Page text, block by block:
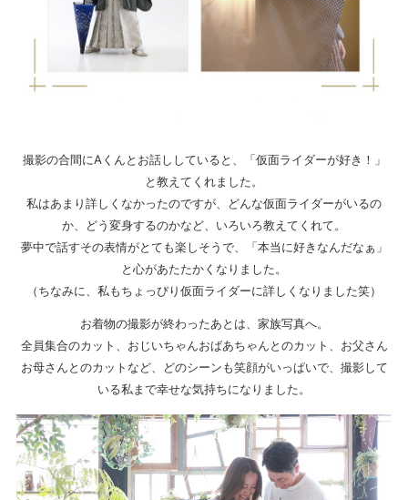
撮影の合間にAくんとお話ししていると、「仮面ライダーが好き！」
と教えてくれました。
私はあまり詳しくなかったのですが、どんな仮面ライダーがいるの
か、どう変身するのかなど、いろいろ教えてくれて。
夢中で話すその表情がとても楽しそうで、「本当に好きなんだなぁ」
と心があたたかくなりました。
（ちなみに、私もちょっぴり仮面ライダーに詳しくなりました笑）
お着物の撮影が終わったあとは、家族写真へ。
全員集合のカット、おじいちゃんおばあちゃんとのカット、お父さん
お母さんとのカットなど、どのシーンも笑顔がいっぱいで、撮影して
いる私まで幸せな気持ちになりました。